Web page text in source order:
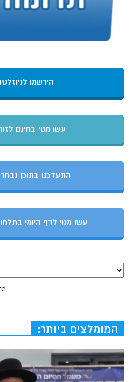
הירשמו
עשו מנוי בחינם
התעדכנו בתוכן
עשו מנוי לדף היומי
המומלצים ביותר: